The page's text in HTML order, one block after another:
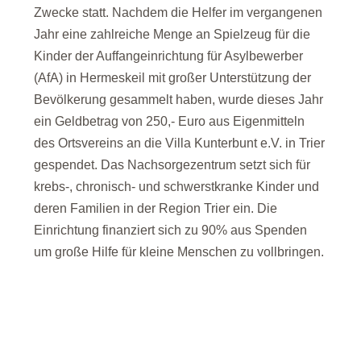
Zwecke statt. Nachdem die Helfer im vergangenen
Jahr eine zahlreiche Menge an Spielzeug für die
Kinder der Auffangeinrichtung für Asylbewerber
(AfA) in Hermeskeil mit großer Unterstützung der
Bevölkerung gesammelt haben, wurde dieses Jahr
ein Geldbetrag von 250,- Euro aus Eigenmitteln
des Ortsvereins an die Villa Kunterbunt e.V. in Trier
gespendet. Das Nachsorgezentrum setzt sich für
krebs-, chronisch- und schwerstkranke Kinder und
deren Familien in der Region Trier ein. Die
Einrichtung finanziert sich zu 90% aus Spenden
um große Hilfe für kleine Menschen zu vollbringen.